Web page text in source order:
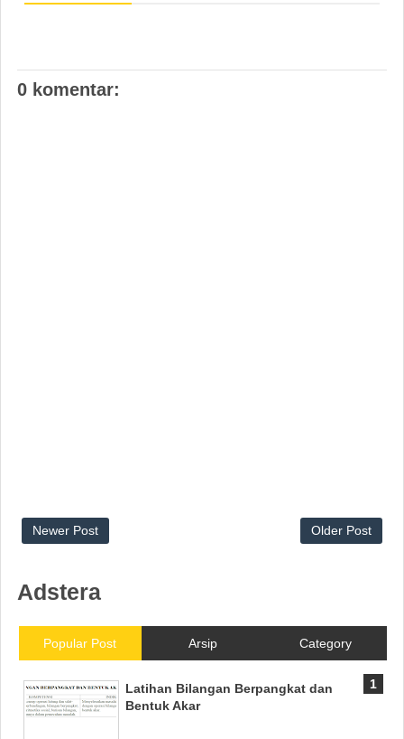
0 komentar:
Newer Post Older Post
Adstera
Popular Post Arsip Category
Latihan Bilangan Berpangkat dan
Bentuk Akar